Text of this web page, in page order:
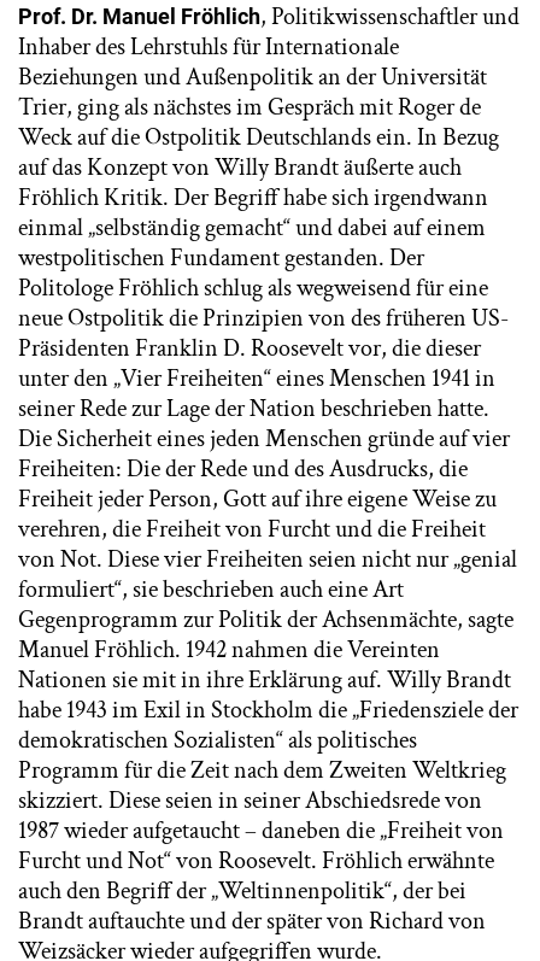
Prof. Dr. Manuel Fröhlich, Politikwissenschaftler und
Inhaber des Lehrstuhls für Internationale
Beziehungen und Außenpolitik an der Universität
Trier, ging als nächstes im Gespräch mit Roger de
Weck auf die Ostpolitik Deutschlands ein. In Bezug
auf das Konzept von Willy Brandt äußerte auch
Fröhlich Kritik. Der Begriff habe sich irgendwann
einmal „selbständig gemacht“ und dabei auf einem
westpolitischen Fundament gestanden. Der
Politologe Fröhlich schlug als wegweisend für eine
neue Ostpolitik die Prinzipien von des früheren US-
Präsidenten Franklin D. Roosevelt vor, die dieser
unter den „Vier Freiheiten“ eines Menschen 1941 in
seiner Rede zur Lage der Nation beschrieben hatte.
Die Sicherheit eines jeden Menschen gründe auf vier
Freiheiten: Die der Rede und des Ausdrucks, die
Freiheit jeder Person, Gott auf ihre eigene Weise zu
verehren, die Freiheit von Furcht und die Freiheit
von Not. Diese vier Freiheiten seien nicht nur „genial
formuliert“, sie beschrieben auch eine Art
Gegenprogramm zur Politik der Achsenmächte, sagte
Manuel Fröhlich. 1942 nahmen die Vereinten
Nationen sie mit in ihre Erklärung auf. Willy Brandt
habe 1943 im Exil in Stockholm die „Friedensziele der
demokratischen Sozialisten“ als politisches
Programm für die Zeit nach dem Zweiten Weltkrieg
skizziert. Diese seien in seiner Abschiedsrede von
1987 wieder aufgetaucht – daneben die „Freiheit von
Furcht und Not“ von Roosevelt. Fröhlich erwähnte
auch den Begriff der „Weltinnenpolitik“, der bei
Brandt auftauchte und der später von Richard von
Weizsäcker wieder aufgegriffen wurde.